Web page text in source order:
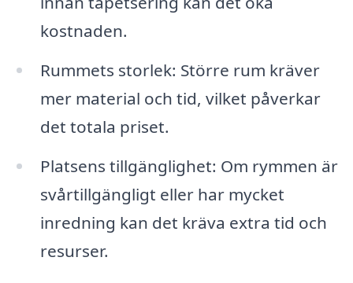
kostnaden.
Rummets storlek: Större rum kräver
mer material och tid, vilket påverkar
det totala priset.
Platsens tillgänglighet: Om rymmen är
svårtillgängligt eller har mycket
inredning kan det kräva extra tid och
resurser.